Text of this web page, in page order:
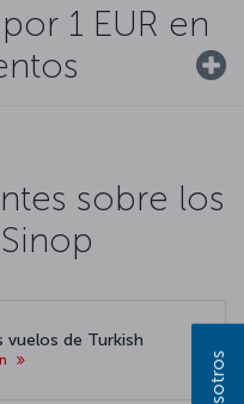
1 EUR en
sobre los
vuelos de Turkish